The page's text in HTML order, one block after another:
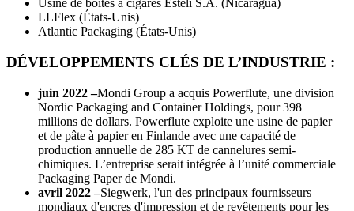
Usine de boîtes à cigares Estelí S.A. (Nicaragua)
LLFlex (États-Unis)
Atlantic Packaging (États-Unis)
DÉVELOPPEMENTS CLÉS DE L’INDUSTRIE :
juin 2022 –Mondi Group a acquis Powerflute, une division
Nordic Packaging and Container Holdings, pour 398
millions de dollars. Powerflute exploite une usine de papier
et de pâte à papier en Finlande avec une capacité de
production annuelle de 285 KT de cannelures semi-
chimiques. L’entreprise serait intégrée à l’unité commerciale
Packaging Paper de Mondi.
avril 2022 –Siegwerk, l'un des principaux fournisseurs
mondiaux d'encres d'impression et de revêtements pour les